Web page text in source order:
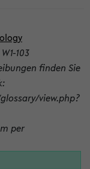
103
finden Sie
view.php?
per